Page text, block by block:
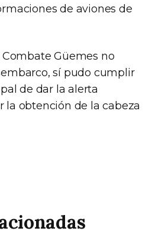
de aviones de
Güemes no
sí pudo cumplir
de dar la alerta
la obtención de la cabeza